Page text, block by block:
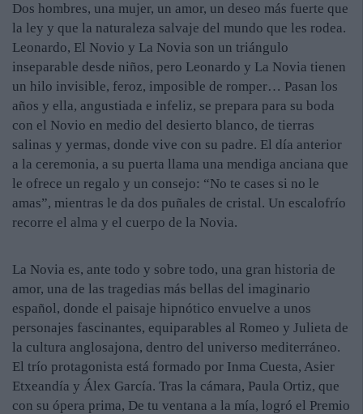
Dos hombres, una mujer, un amor, un deseo más fuerte que
la ley y que la naturaleza salvaje del mundo que les rodea.
Leonardo, El Novio y La Novia son un triángulo
inseparable desde niños, pero Leonardo y La Novia tienen
un hilo invisible, feroz, imposible de romper… Pasan los
años y ella, angustiada e infeliz, se prepara para su boda
con el Novio en medio del desierto blanco, de tierras
salinas y yermas, donde vive con su padre. El día anterior
a la ceremonia, a su puerta llama una mendiga anciana que
le ofrece un regalo y un consejo: “No te cases si no le
amas”, mientras le da dos puñales de cristal. Un escalofrío
recorre el alma y el cuerpo de la Novia.
La Novia es, ante todo y sobre todo, una gran historia de
amor, una de las tragedias más bellas del imaginario
español, donde el paisaje hipnótico envuelve a unos
personajes fascinantes, equiparables al Romeo y Julieta de
la cultura anglosajona, dentro del universo mediterráneo.
El trío protagonista está formado por Inma Cuesta, Asier
Etxeandía y Álex García. Tras la cámara, Paula Ortiz, que
con su ópera prima, De tu ventana a la mía, logró el Premio